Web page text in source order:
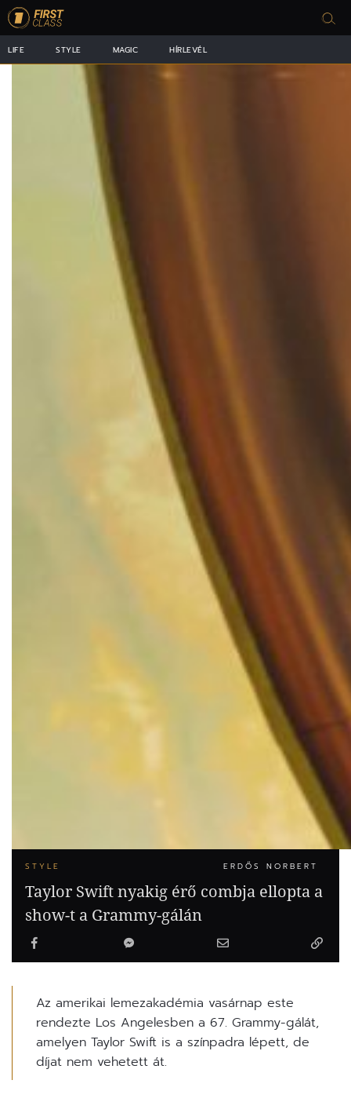
LIFE STYLE MAGIC HÍRLEVÉL
STYLE ERDŐS NORBERT
Taylor Swift nyakig érő combja ellopta a
show-t a Grammy-gálán
Az amerikai lemezakadémia vasárnap este
rendezte Los Angelesben a 67. Grammy-gálát,
amelyen Taylor Swift is a színpadra lépett, de
díjat nem vehetett át.